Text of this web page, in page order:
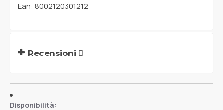
Ean: 8002120301212
Recensioni
Disponibilità: